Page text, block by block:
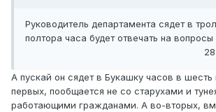
Руководитель департамента сядет в
полтора часа будет отвечать на
А пускай он сядет в Букашку часов в шесть
первых, пообщается не со старухами и
работающими гражданами. А во-вторых,